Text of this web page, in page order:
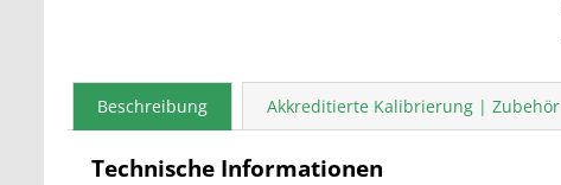
Beschreibung Akkreditierte Kalibrierung | Zubehör
Technische Informationen